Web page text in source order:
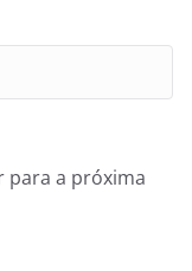
para a próxima